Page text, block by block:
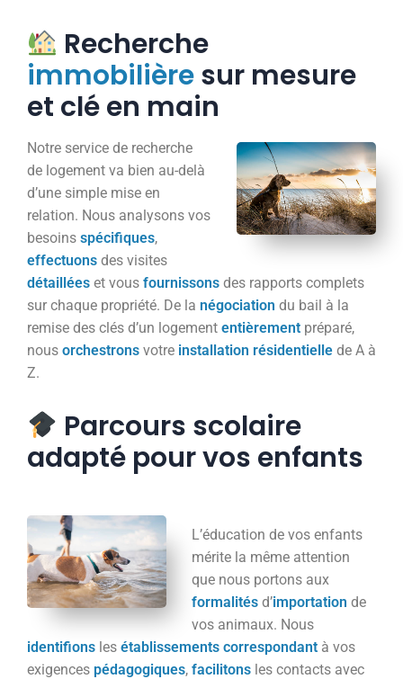
Recherche
immobilièresur mesure
et clé en main
Notre service de recherche
de logement va bien au-delà
d’une simple mise en
relation. Nous analysons vos
besoins spécifiques,
effectuons des visites
détaillées et vous fournissons des rapports complets
sur chaque propriété. De la négociation du bail à la
remise des clés d’un logement entièrement préparé,
nous orchestrons votre installation résidentielle de A à
Z.
Parcours scolaire
adapté pour vos enfants
L’éducation de vos enfants
mérite la même attention
que nous portons aux
formalités d’importation de
vos animaux. Nous
identifions les établissements correspondant à vos
exigences pédagogiques, facilitons les contacts avec